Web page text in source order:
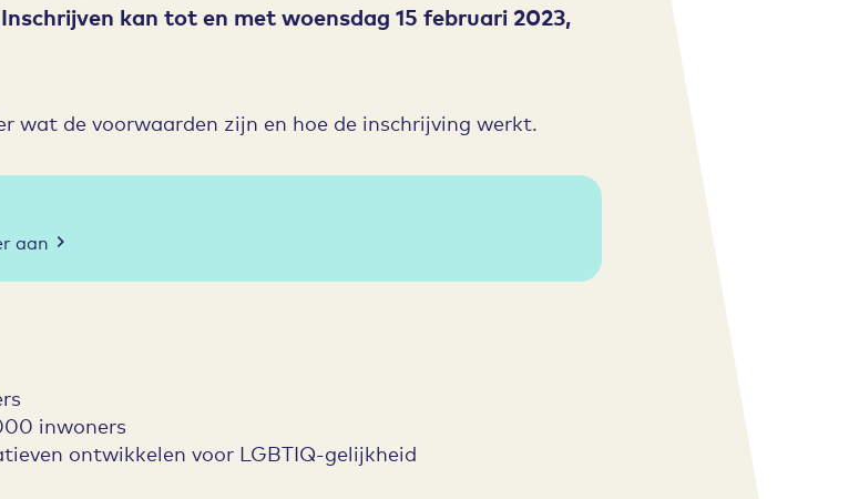
kan tot en met woensdag 15 februari 2023,
wat de voorwaarden zijn en hoe de inschrijving werkt.
aan
inwoners
ontwikkelen voor LGBTIQ-gelijkheid